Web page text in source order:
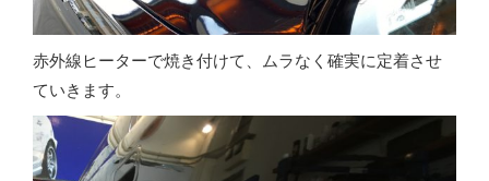
赤外線ヒーターで焼き付けて、ムラなく確実に定着させ
ていきます。